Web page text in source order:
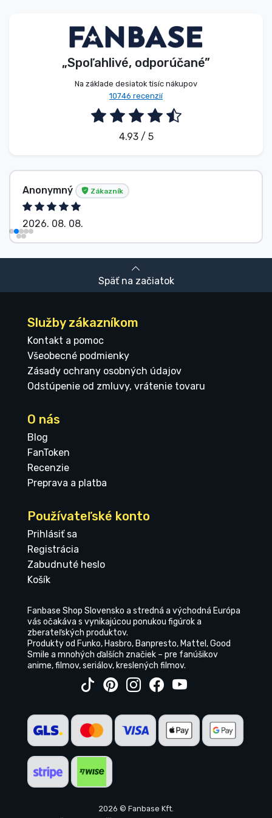
„Spoľahlivé, odporúčané”
Na základe desiatok tisíc nákupov
10746 recenzií
4.93 / 5
Anonymný Zákazník
2026. 08. 08.
Späť na začiatok
Služby zákazníkom
Kontakt a pomoc
Všeobecné podmienky
Zásady ochrany osobných údajov
Odstúpenie od zmluvy, vrátenie tovaru
O nás
Blog
FanToken
Recenzie
Preprava a platba
Používateľské konto
Prihlásiť sa
Registrácia
Zabudnuté heslo
Košík
Fanbase Shop Slovensko a stredná a východná Európa
vás očakáva s vynikajúcou ponukou figúrok a
zberateľských produktov.
Produkty od Funko, Hasbro, Banpresto, Mattel, Good
Smile a mnohých ďalších značiek – pre fanúšikov
anime, filmov, seriálov, kreslených filmov.
2026 © Fanbase Kft.